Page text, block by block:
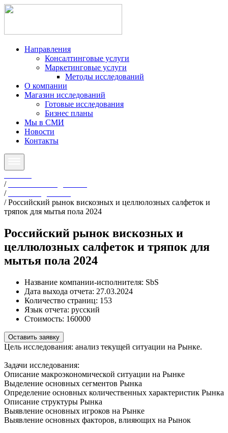
Направления
Консалтинговые услуги
Маркетинговые услуги
Методы исследований
О компании
Магазин исследований
Готовые исследования
Бизнес планы
Мы в СМИ
Новости
Контакты
/
/
/Российский рынок вискозных и целлюлозных салфеток и
тряпок для мытья пола 2024
Российский рынок вискозных и
целлюлозных салфеток и тряпок для
мытья пола 2024
Название компании-исполнителя: SbS
Дата выхода отчета: 27.03.2024
Количество страниц: 153
Язык отчета: русский
Стоимость: 160000
Оставить заявку
Цель исследования: анализ текущей ситуации на Рынке.
Задачи исследования:
Описание макроэкономической ситуации на Рынке
Выделение основных сегментов Рынка
Определение основных количественных характеристик Рынка
Описание структуры Рынка
Выявление основных игроков на Рынке
Выявление основных факторов, влияющих на Рынок